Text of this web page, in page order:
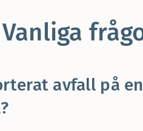
Vanliga
avfall på en